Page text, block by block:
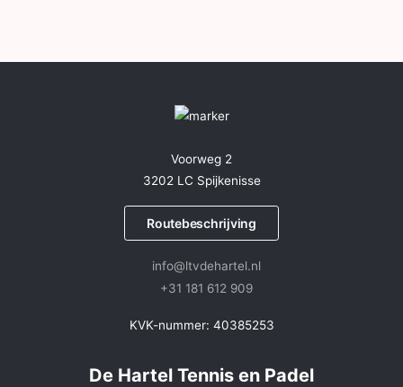
Voorweg 2
3202 LC Spijkenisse
Routebeschrijving
info@ltvdehartel.nl
+31 181 612 909
KVK-nummer: 40385253
De Hartel Tennis en Padel